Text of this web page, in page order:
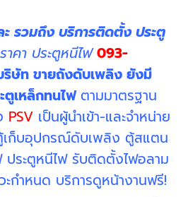
รวมถึง บริการติดตั้ง ประตู
ราคา ประตูหนีไฟ 093-
ริษัท ขายถังดับเพลิง ยังมี
ตูเหล็กทนไฟตามมาตรฐาน
PSV เป็นผู้นำเข้า-และจำหน่าย
ก็บอุปกรณ์ดับเพลิง ตู้สแตน
ประตูหนีไฟ รับติดตั้งไฟอลาม
ะกำหนด บริการดูหน้างานฟรี!